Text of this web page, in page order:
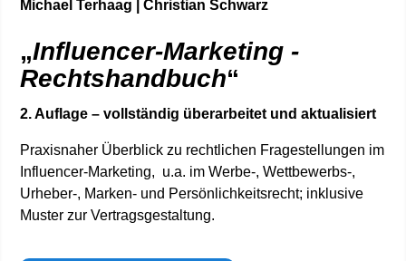
Michael Terhaag | Christian Schwarz
„Influencer-Marketing -
Rechtshandbuch“
2. Auflage – vollständig überarbeitet und aktualisiert
Praxisnaher Überblick zu rechtlichen Fragestellungen im
Influencer-Marketing, u.a. im Werbe-, Wettbewerbs-,
Urheber-, Marken- und Persönlichkeitsrecht; inklusive
Muster zur Vertragsgestaltung.